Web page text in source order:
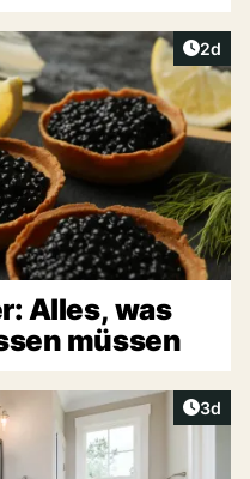
2d
Alles, was
müssen
3d